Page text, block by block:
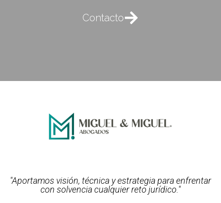
Contacto
"Aportamos visión, técnica y estrategia para enfrentar
con solvencia cualquier reto jurídico."